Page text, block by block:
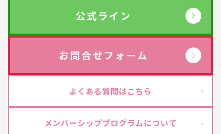
公式ライン
お問合せフォーム
よくある質問はこちら
メンバーシッププログラムについて